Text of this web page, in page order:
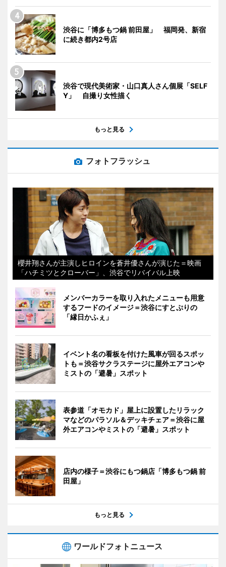
渋谷に「博多もつ鍋 前田屋」 福岡発、新宿
に続き都内2号店
渋谷で現代美術家・山口真人さん個展「SELF
Y」 自撮り女性描く
もっと見る
フォトフラッシュ
櫻井翔さんが主演しヒロインを蒼井優さんが演じた＝映画
「ハチミツとクローバー」、渋谷でリバイバル上映
メンバーカラーを取り入れたメニューも用意
するフードのイメージ＝渋谷にすとぷりの
「縁日かふぇ」
イベント名の看板を付けた風車が回るスポッ
トも＝渋谷サクラステージに屋外エアコンや
ミストの「避暑」スポット
表参道「オモカド」屋上に設置したリラック
マなどのパラソル＆デッキチェア＝渋谷に屋
外エアコンやミストの「避暑」スポット
店内の様子＝渋谷にもつ鍋店「博多もつ鍋 前
田屋」
もっと見る
ワールドフォトニュース